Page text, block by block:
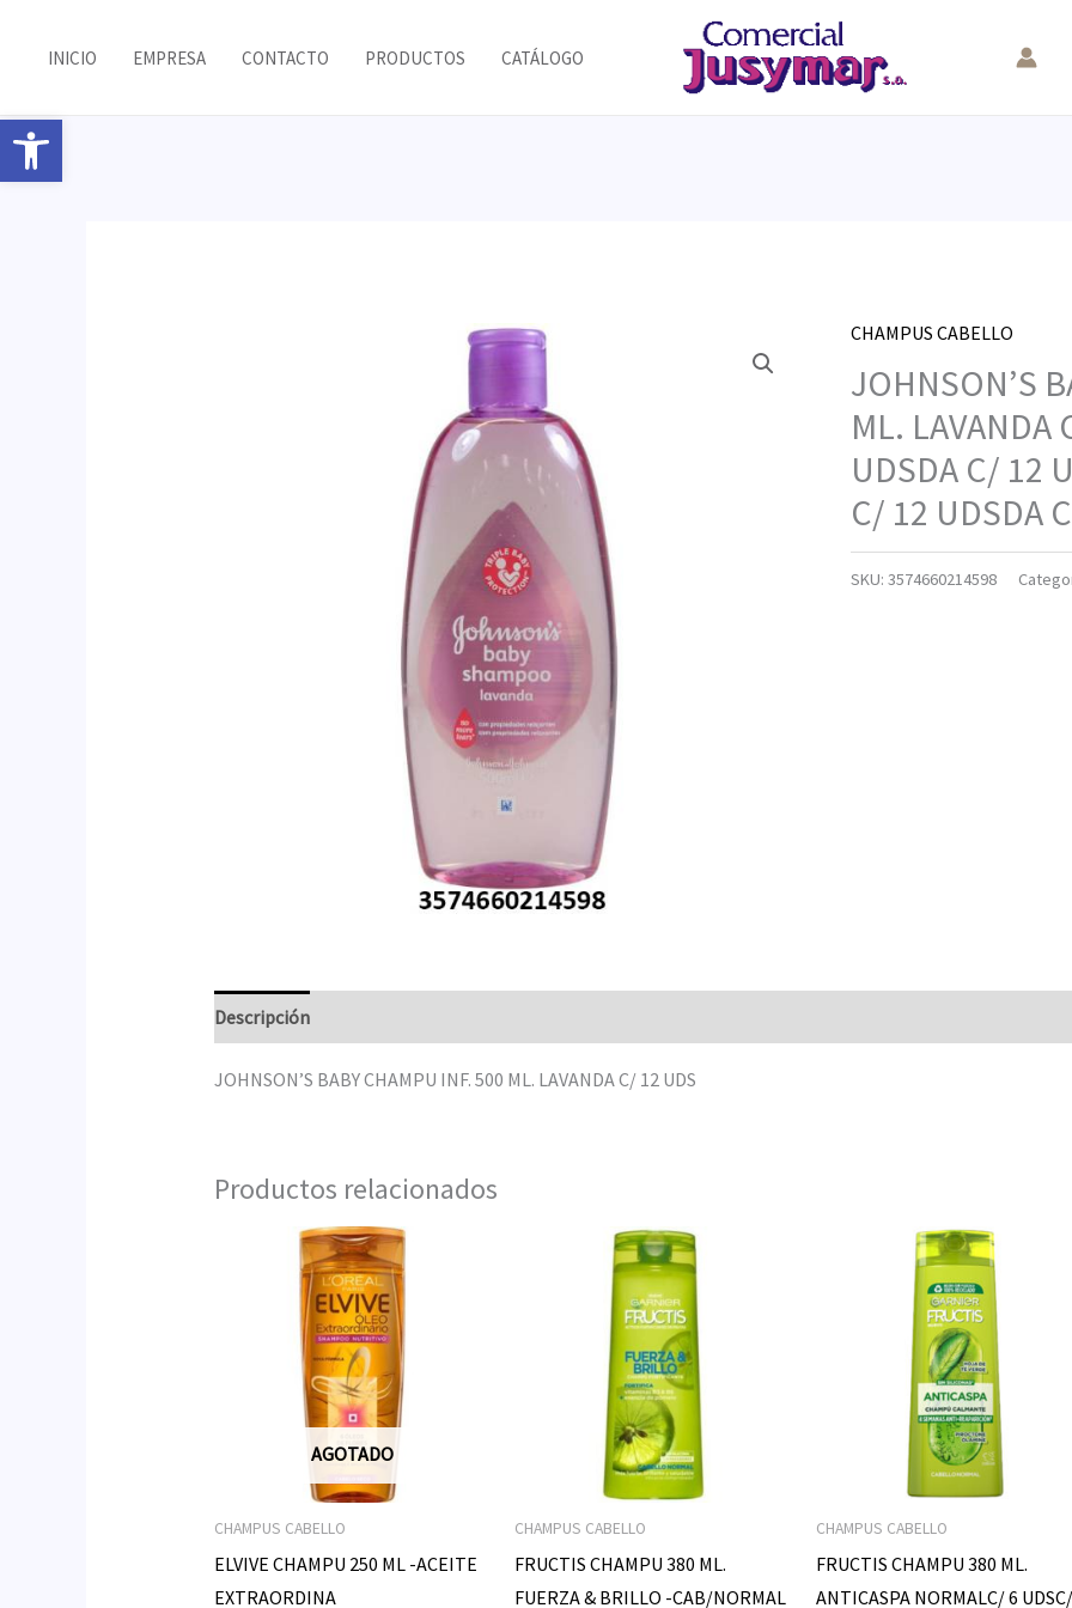
Abrir barra de herramientas
INICIO EMPRESA CONTACTO PRODUCTOS CATÁLOGO
CHAMPUS CABELLO
JOHNSON’S
ML. LAVANDA
UDSDA C/ 12
C/ 12 UDSDA
SKU:3574660214598
Descripción
JOHNSON’S BABY CHAMPU INF. 500 ML. LAVANDA C/ 12 UDS
Productos relacionados
AGOTADO
CHAMPUS CABELLO
ELVIVE CHAMPU 250 ML -ACEITE
EXTRAORDINA
CHAMPUS CABELLO
FRUCTIS CHAMPU 380 ML.
FUERZA & BRILLO -CAB/NORMAL
CHAMPUS CABELLO
FRUCTIS CHAMPU 380 ML.
ANTICASPA NORMALC/ 6